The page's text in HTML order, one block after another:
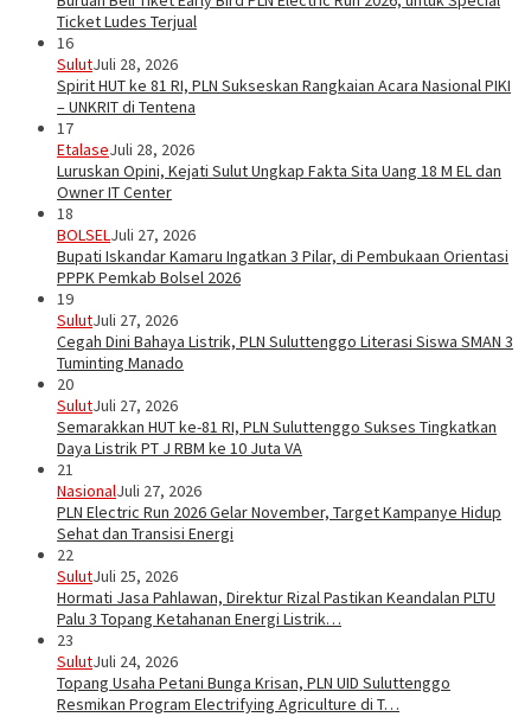
Ticket Ludes Terjual
16
SulutJuli 28, 2026
Spirit HUT ke 81 RI, PLN Sukseskan Rangkaian Acara Nasional PIKI
– UNKRIT di Tentena
17
EtalaseJuli 28, 2026
Luruskan Opini, Kejati Sulut Ungkap Fakta Sita Uang 18 M EL dan
Owner IT Center
18
BOLSELJuli 27, 2026
Bupati Iskandar Kamaru Ingatkan 3 Pilar, di Pembukaan Orientasi
PPPK Pemkab Bolsel 2026
19
SulutJuli 27, 2026
Cegah Dini Bahaya Listrik, PLN Suluttenggo Literasi Siswa SMAN 3
Tuminting Manado
20
SulutJuli 27, 2026
Semarakkan HUT ke-81 RI, PLN Suluttenggo Sukses Tingkatkan
Daya Listrik PT J RBM ke 10 Juta VA
21
NasionalJuli 27, 2026
PLN Electric Run 2026 Gelar November, Target Kampanye Hidup
Sehat dan Transisi Energi
22
SulutJuli 25, 2026
Hormati Jasa Pahlawan, Direktur Rizal Pastikan Keandalan PLTU
Palu 3 Topang Ketahanan Energi Listrik…
23
SulutJuli 24, 2026
Topang Usaha Petani Bunga Krisan, PLN UID Suluttenggo
Resmikan Program Electrifying Agriculture di T…